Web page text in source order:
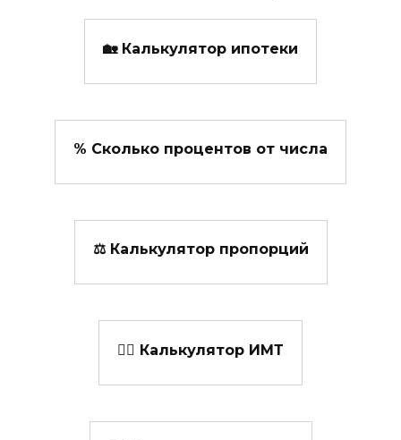
🏡 Калькулятор ипотеки
% Сколько процентов от числа
⚖ Калькулятор пропорций
👩‍⚕️ Калькулятор ИМТ